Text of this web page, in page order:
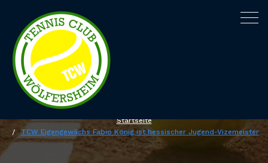
TCW Eigengewächs Fabio König ist
hessischer Jugend-Vizemeister
Startseite
TCW Eigengewächs Fabio König ist hessischer Jugend-Vizemeister